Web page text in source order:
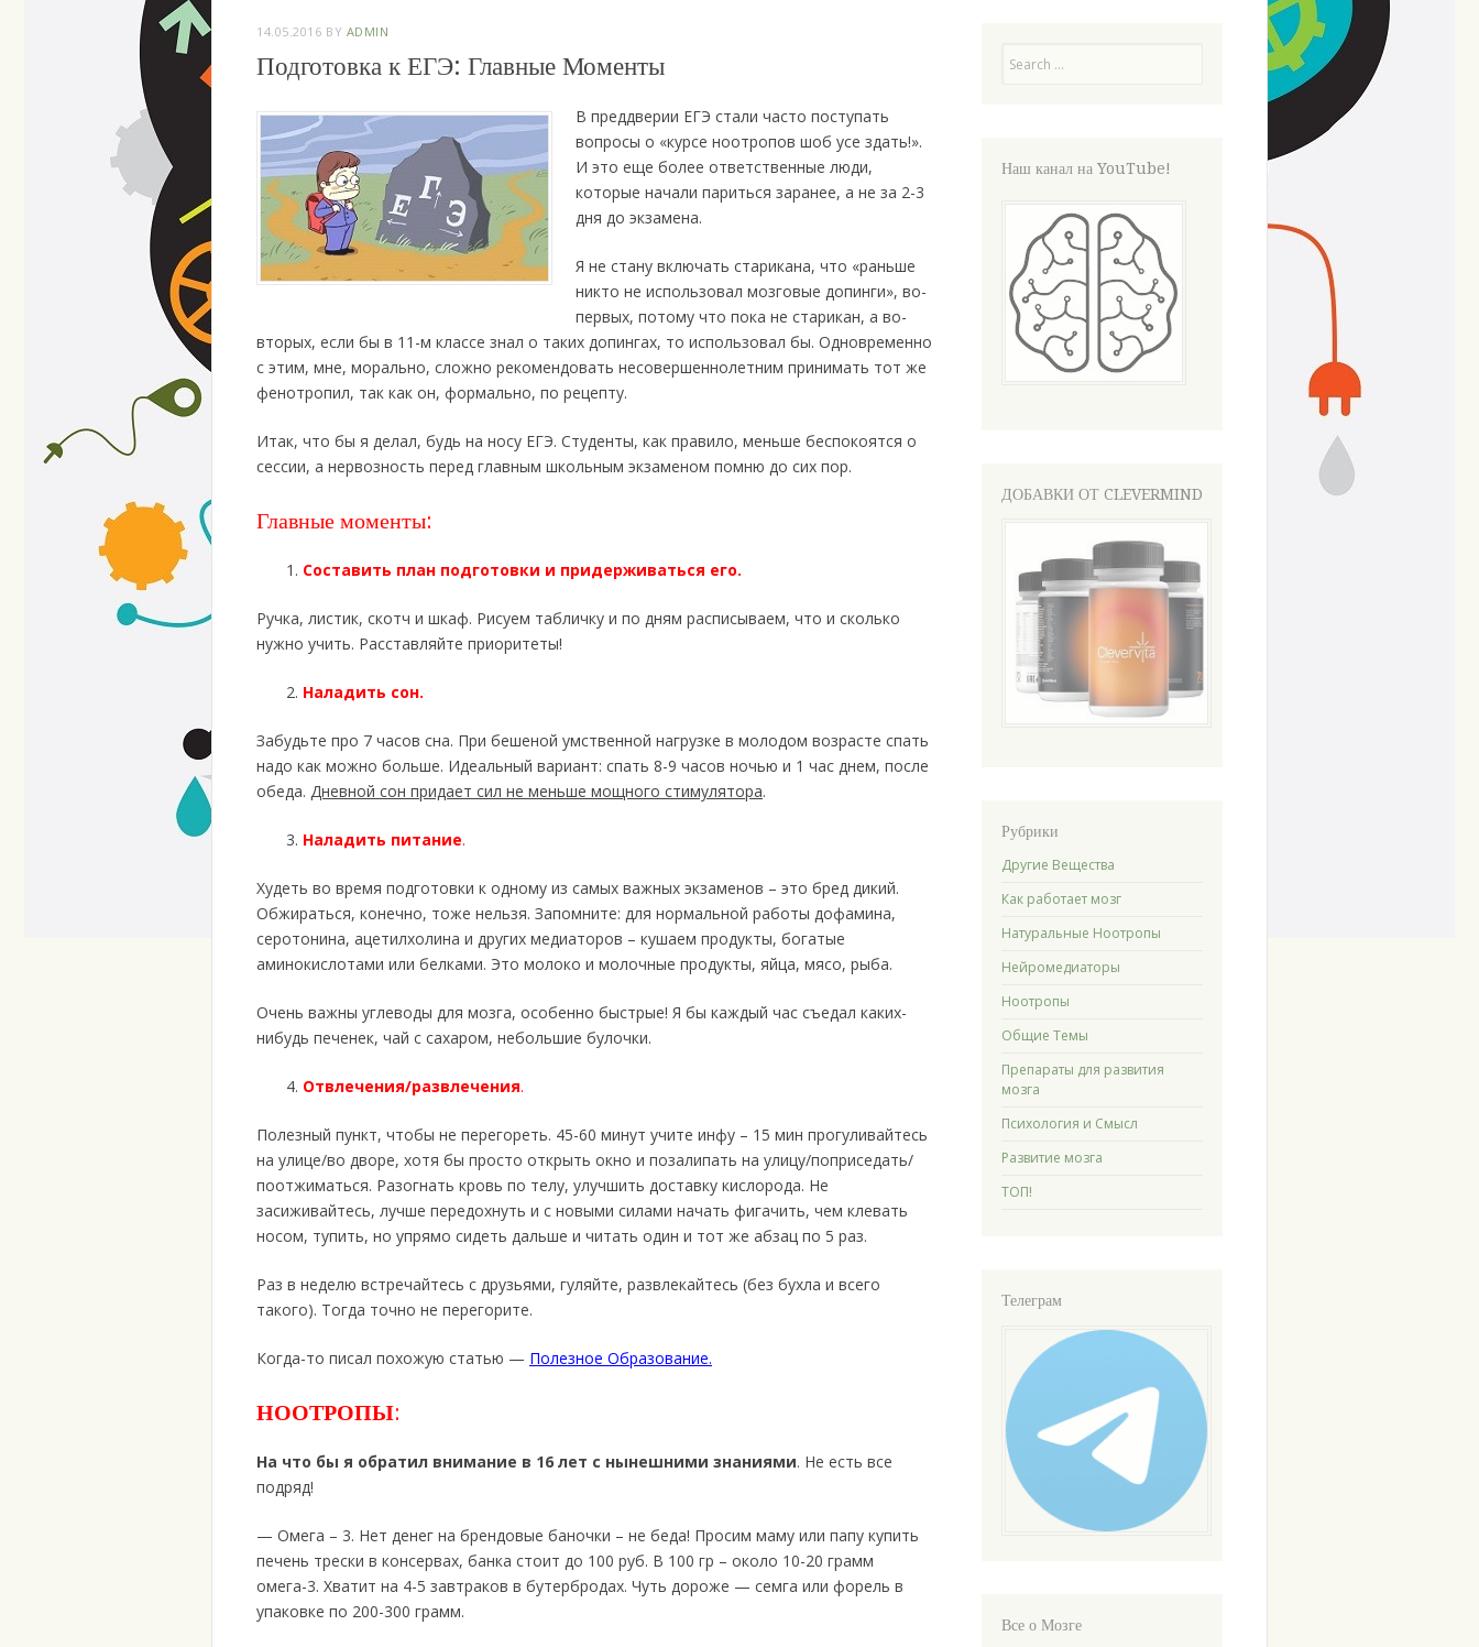
14.05.2016 BY ADMIN
Подготовка к ЕГЭ: Главные Моменты
В преддверии ЕГЭ стали часто поступать
вопросы о «курсе ноотропов шоб усе здать!».
И это еще более ответственные люди,
которые начали париться заранее, а не за 2-3
дня до экзамена.
Я не стану включать старикана, что «раньше
никто не использовал мозговые допинги», во-
первых, потому что пока не старикан, а во-
вторых, если бы в 11-м классе знал о таких допингах, то использовал бы. Одновременно
с этим, мне, морально, сложно рекомендовать несовершеннолетним принимать тот же
фенотропил, так как он, формально, по рецепту.
Итак, что бы я делал, будь на носу ЕГЭ. Студенты, как правило, меньше беспокоятся о
сессии, а нервозность перед главным школьным экзаменом помню до сих пор.
Главные моменты:
Составить план подготовки и придерживаться его.
Ручка, листик, скотч и шкаф. Рисуем табличку и по дням расписываем, что и сколько
нужно учить. Расставляйте приоритеты!
Наладить сон.
Забудьте про 7 часов сна. При бешеной умственной нагрузке в молодом возрасте спать
надо как можно больше. Идеальный вариант: спать 8-9 часов ночью и 1 час днем, после
обеда. Дневной сон придает сил не меньше мощного стимулятора.
Наладить питание.
Худеть во время подготовки к одному из самых важных экзаменов – это бред дикий.
Обжираться, конечно, тоже нельзя. Запомните: для нормальной работы дофамина,
серотонина, ацетилхолина и других медиаторов – кушаем продукты, богатые
аминокислотами или белками. Это молоко и молочные продукты, яйца, мясо, рыба.
Очень важны углеводы для мозга, особенно быстрые! Я бы каждый час съедал каких-
нибудь печенек, чай с сахаром, небольшие булочки.
Отвлечения/развлечения.
Полезный пункт, чтобы не перегореть. 45-60 минут учите инфу – 15 мин прогуливайтесь
на улице/во дворе, хотя бы просто открыть окно и позалипать на улицу/поприседать/
поотжиматься. Разогнать кровь по телу, улучшить доставку кислорода. Не
засиживайтесь, лучше передохнуть и с новыми силами начать фигачить, чем клевать
носом, тупить, но упрямо сидеть дальше и читать один и тот же абзац по 5 раз.
Раз в неделю встречайтесь с друзьями, гуляйте, развлекайтесь (без бухла и всего
такого). Тогда точно не перегорите.
Когда-то писал похожую статью — Полезное Образование.
НООТРОПЫ:
На что бы я обратил внимание в 16 лет с нынешними знаниями. Не есть все
подряд!
— Омега – 3. Нет денег на брендовые баночки – не беда! Просим маму или папу купить
печень трески в консервах, банка стоит до 100 руб. В 100 гр – около 10-20 грамм
омега-3. Хватит на 4-5 завтраков в бутербродах. Чуть дороже — семга или форель в
упаковке по 200-300 грамм.
Наш канал на YouTube!
ДОБАВКИ ОТ CLEVERMIND
Рубрики
Другие Вещества
Как работает мозг
Натуральные Ноотропы
Нейромедиаторы
Ноотропы
Общие Темы
Препараты для развития
мозга
Психология и Смысл
Развитие мозга
ТОП!
Телеграм
Все о Мозге